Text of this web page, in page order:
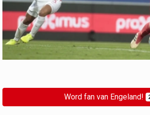
Word fan van Engeland!